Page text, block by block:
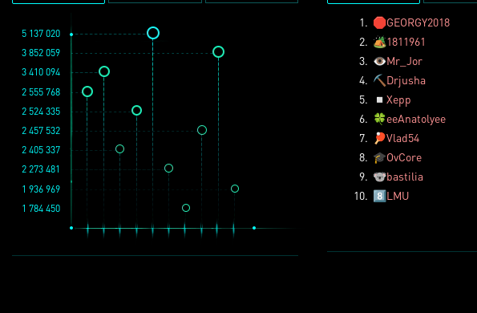
1 936 969
3 852 059
2 457 532
1 784 450
2 273 481
5 137 020
2 524 335
2 405 337
3 410 094
2 555 768
1. 🛑GEORGY2018
2. 🏕️1811961
3. 👁️Mr_Jor
4. ⛏️ Drjusha
5.
◽ Xepp
6. 🍀eeAnatolyee
7.
🏓Vlad54
8. 🎓OvCore
9. 🐨bastilia
10. 8️⃣LMU